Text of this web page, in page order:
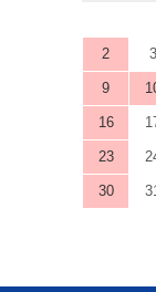
2 3
9
16
23
30